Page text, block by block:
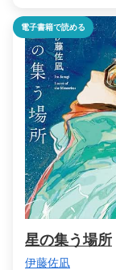
電子書籍で読める
星の集う場所
伊藤佐凪